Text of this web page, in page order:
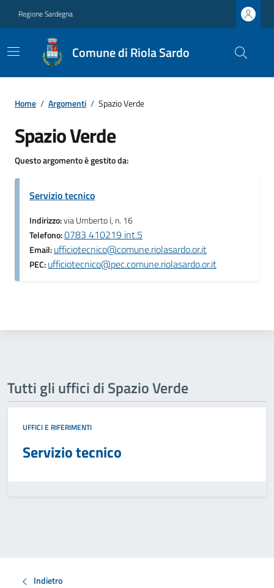
Regione Sardegna
Comune di Riola Sardo
Home / Argomenti / Spazio Verde
Spazio Verde
Questo argomento è gestito da:
Servizio tecnico
Indirizzo:via Umberto I, n. 16
Telefono:0783 410219 int.5
Email:ufficiotecnico@comune.riolasardo.or.it
PEC:ufficiotecnico@pec.comune.riolasardo.or.it
Tutti gli uffici di Spazio Verde
UFFICI E RIFERIMENTI
Servizio tecnico
Indietro